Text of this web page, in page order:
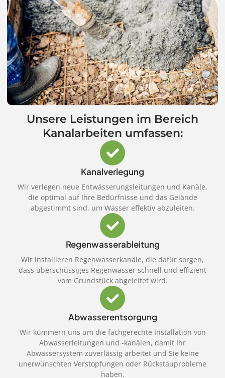
Unsere Leistungen im Bereich
Kanalarbeiten umfassen:
Kanalverlegung
Wir verlegen neue Entwässerungsleitungen und Kanäle,
die optimal auf Ihre Bedürfnisse und das Gelände
abgestimmt sind, um Wasser effektiv abzuleiten.
Regenwasserableitung
Wir installieren Regenwasserkanäle, die dafür sorgen,
dass überschüssiges Regenwasser schnell und effizient
vom Grundstück abgeleitet wird.
Abwasserentsorgung
Wir kümmern uns um die fachgerechte Installation von
Abwasserleitungen und -kanälen, damit Ihr
Abwassersystem zuverlässig arbeitet und Sie keine
unerwünschten Verstopfungen oder Rückstauprobleme
haben.